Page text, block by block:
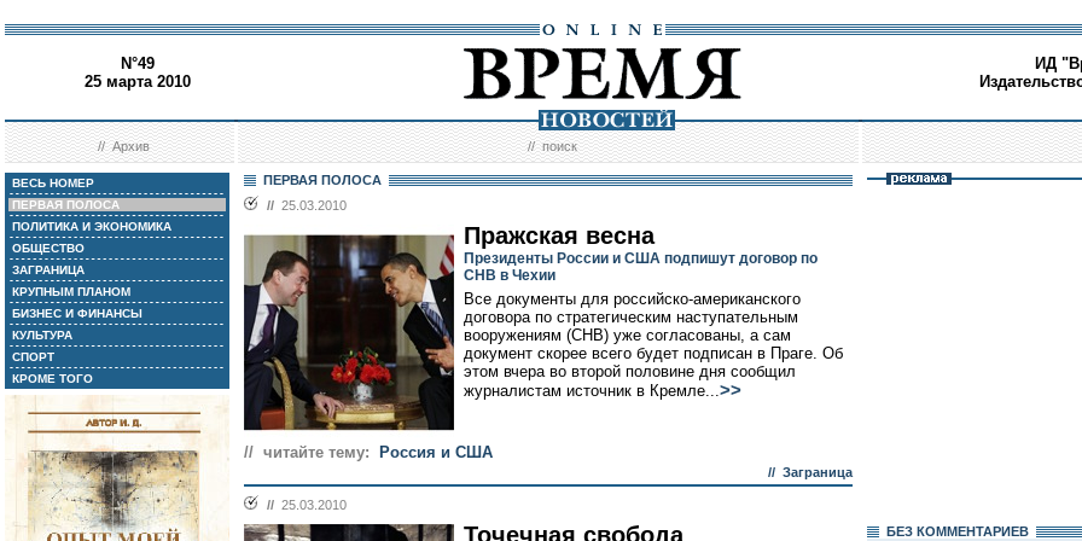
N°49
25 марта 2010
ИД
//Архив //поиск
ВЕСЬ НОМЕР
ПЕРВАЯ ПОЛОСА
ПОЛИТИКА И ЭКОНОМИКА
ОБЩЕСТВО
ЗАГРАНИЦА
КРУПНЫМ ПЛАНОМ
БИЗНЕС И ФИНАНСЫ
КУЛЬТУРА
СПОРТ
КРОМЕ ТОГО
ПЕРВАЯ ПОЛОСА
// 25.03.2010
Пражская весна
Президенты России и США подпишут договор по
СНВ в Чехии
Все документы для российско-американского
договора по стратегическим наступательным
вооружениям (СНВ) уже согласованы, а сам
документ скорее всего будет подписан в Праге. Об
этом вчера во второй половине дня сообщил
журналистам источник в Кремле...>>
// читайте тему: Россия и США
// Заграница
// 25.03.2010
Точечная свобода
БЕЗ КОМMЕНТАРИЕВ